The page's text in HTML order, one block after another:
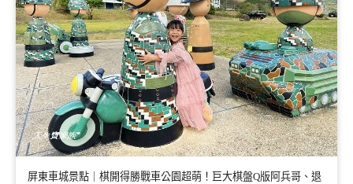
屏東車城景點｜棋開得勝戰車公園超萌！巨大棋盤Q版阿兵哥、退